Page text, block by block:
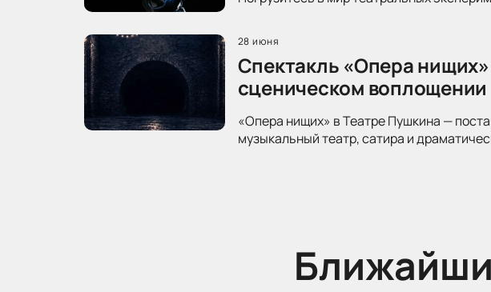
28 июня
Спектакль «Опера
сценическом воплощении
«Опера нищих» в Театре Пушкина —
музыкальный театр, сатира и